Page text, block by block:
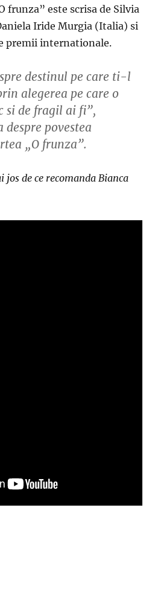
frunza” este scrisa de Silvia
Iride Murgia (Italia) si
premii internationale.
destinul pe care ti-l
alegerea pe care o
si de fragil ai fi”,
despre povestea
„O frunza”.
de ce recomanda Bianca